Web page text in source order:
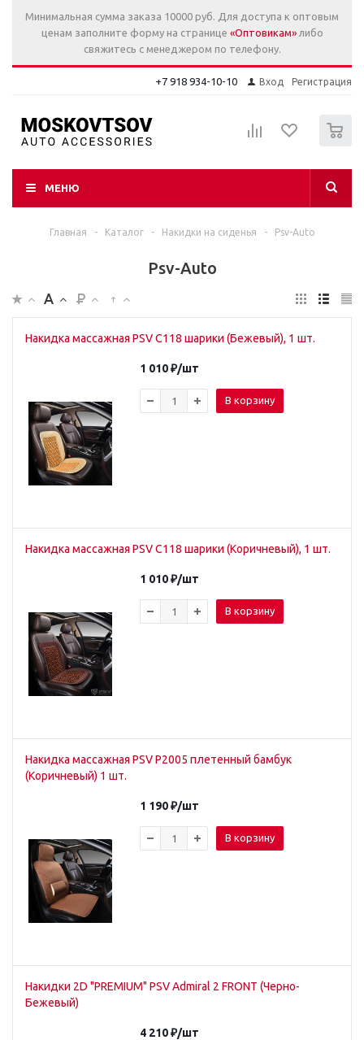
Минимальная сумма заказа 10000 руб. Для доступа к оптовым
ценам заполните форму на странице «Оптовикам»либо
свяжитесь с менеджером по телефону.
Вход Регистрация
+7 918 934-10-10
МЕНЮ
Главная - Каталог - Накидки на сиденья - Psv-Auto
Psv-Auto
Накидка массажная PSV C118 шарики (Бежевый), 1 шт.
1 010₽/шт
В корзину
Накидка массажная PSV C118 шарики (Коричневый), 1 шт.
1 010₽/шт
В корзину
Накидка массажная PSV P2005 плетенный бамбук
(Коричневый) 1 шт.
1 190₽/шт
В корзину
Накидки 2D "PREMIUM" PSV Admiral 2 FRONT (Черно-
Бежевый)
4 210₽/шт